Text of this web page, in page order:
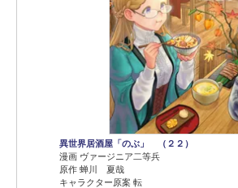
異世界居酒屋「のぶ」 （２２）
漫画 ヴァージニア二等兵
原作 蝉川 夏哉
キャラクター原案 転